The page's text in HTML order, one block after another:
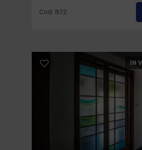
Cod. 872
IN